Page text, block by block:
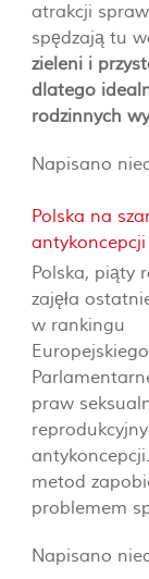
atrakcji
spędzają tu
zieleni i
dlatego
rodzinnych
Napisano
Polska na
antykoncepcji
Polska, piąty
zajęła
w rankingu
praw
metod
problemem
Napisano